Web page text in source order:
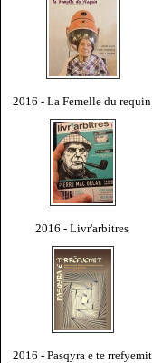
2016 - La Femelle du requin
2016 - Livr'arbitres
2016 - Pasqyra e te rrefyemit